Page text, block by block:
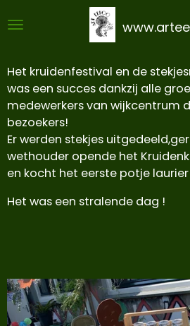
direct
de
Het kruidenfestival en de
was een succes dankzij alle
medewerkers van wijkcentrum
bezoekers!
Er werden stekjes
wethouder opende het
en kocht het eerste potje laurier
Het was een stralende dag !